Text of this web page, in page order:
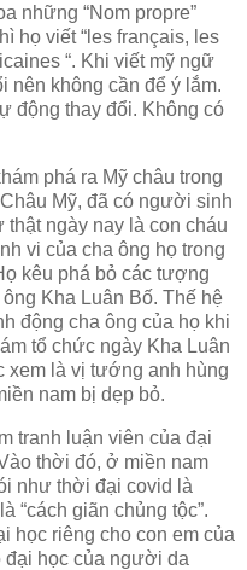
những “Nom propre”
họ viết “les français, les
“. Khi viết mỹ ngữ
nên không cần để ý lắm.
động thay đổi. Không có
phá ra Mỹ châu trong
Mỹ, đã có người sinh
ngày nay là con cháu
vi của cha ông họ trong
kêu phá bỏ các tượng
Kha Luân Bố. Thế hệ
động cha ông của họ khi
tổ chức ngày Kha Luân
là vị tướng anh hùng
nam bị dẹp bỏ.
tranh luận viên của đại
thời đó, ở miền nam
như thời đại covid là
“cách giãn chủng tộc”.
học riêng cho con em của
đại học của người da